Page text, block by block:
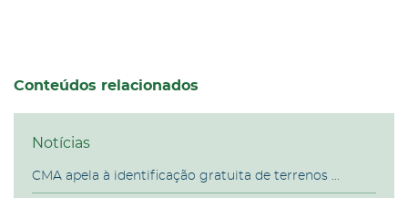
Conteúdos relacionados
Notícias
CMA apela à identificação gratuita de terrenos ...